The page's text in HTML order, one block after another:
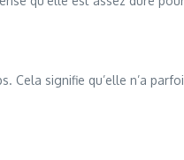
signifie qu’elle n’a